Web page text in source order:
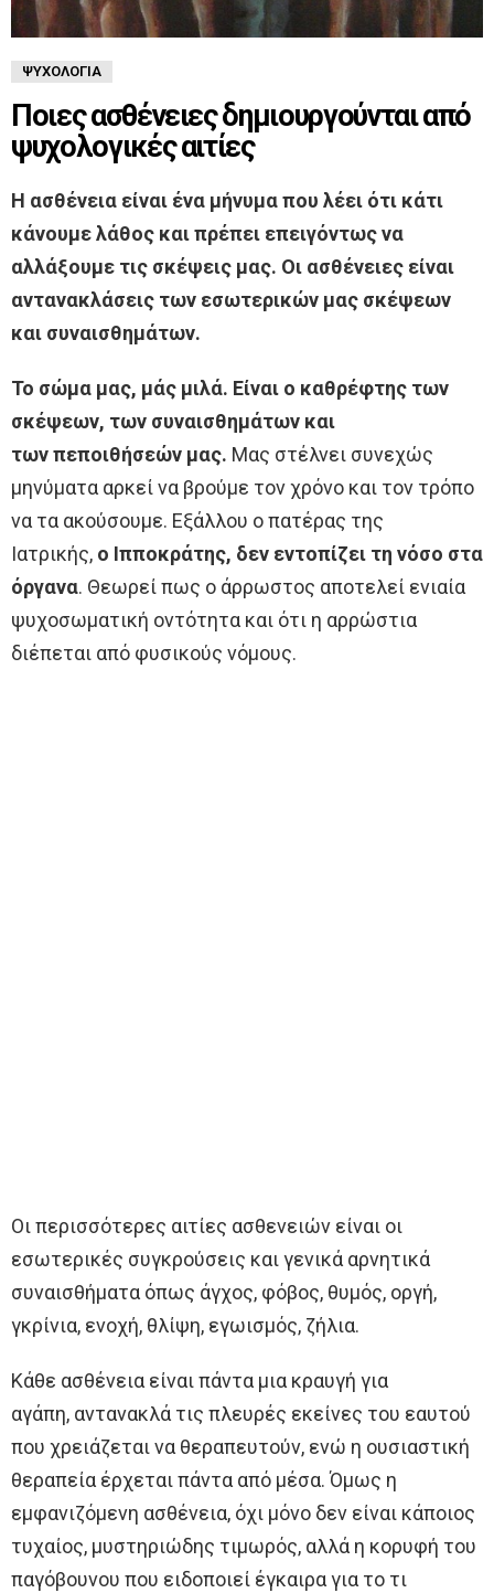
ΨΥΧΟΛΟΓΊΑ
Ποιες ασθένειες δημιουργούνται από
ψυχολογικές αιτίες
Η ασθένεια είναι ένα μήνυμα που λέει ότι κάτι
κάνουμε λάθος και πρέπει επειγόντως να
αλλάξουμε τις σκέψεις μας. Οι ασθένειες είναι
αντανακλάσεις των εσωτερικών μας σκέψεων
και συναισθημάτων.
Το σώμα μας, μάς μιλά. Είναι ο καθρέφτης των
σκέψεων, των συναισθημάτων και
των πεποιθήσεών μας. Μας στέλνει συνεχώς
μηνύματα αρκεί να βρούμε τον χρόνο και τον τρόπο
να τα ακούσουμε. Εξάλλου ο πατέρας της
Ιατρικής, ο Ιπποκράτης, δεν εντοπίζει τη νόσο στα
όργανα. Θεωρεί πως ο άρρωστος αποτελεί ενιαία
ψυχοσωματική οντότητα και ότι η αρρώστια
διέπεται από φυσικούς νόμους.
Οι περισσότερες αιτίες ασθενειών είναι οι
εσωτερικές συγκρούσεις και γενικά αρνητικά
συναισθήματα όπως άγχος, φόβος, θυμός, οργή,
γκρίνια, ενοχή, θλίψη, εγωισμός, ζήλια.
Κάθε ασθένεια είναι πάντα μια κραυγή για
αγάπη, αντανακλά τις πλευρές εκείνες του εαυτού
που χρειάζεται να θεραπευτούν, ενώ η ουσιαστική
θεραπεία έρχεται πάντα από μέσα. Όμως η
εµφανιζόµενη ασθένεια, όχι µόνο δεν είναι κάποιος
τυχαίος, µυστηριώδης τιµωρός, αλλά η κορυφή του
παγόβουνου που ειδοποιεί έγκαιρα για το τι